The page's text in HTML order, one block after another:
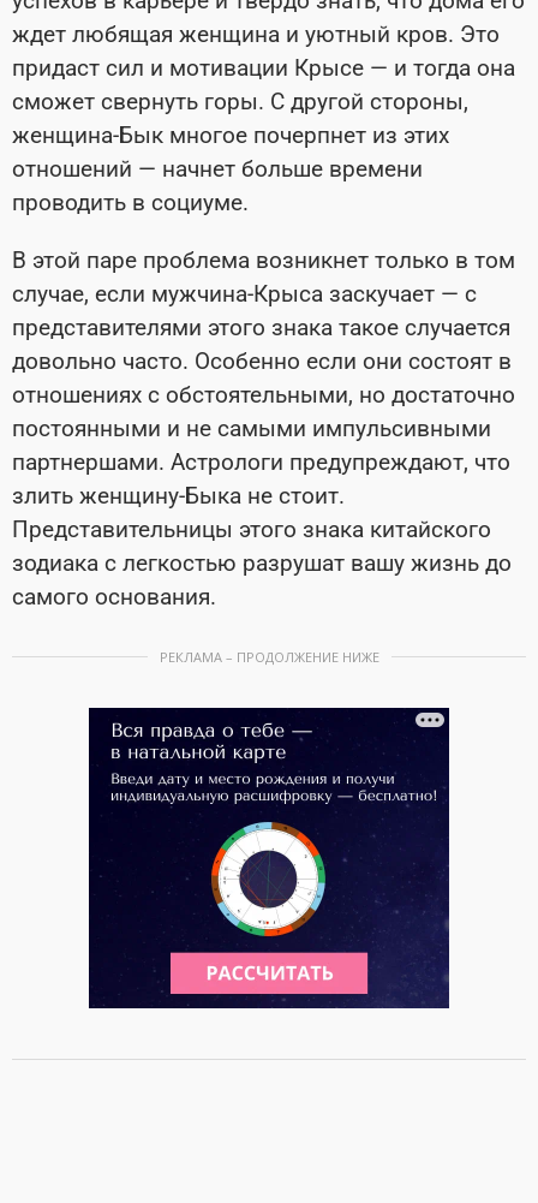
ждет любящая женщина и уютный кров. Это
придаст сил и мотивации Крысе — и тогда она
сможет свернуть горы. С другой стороны,
женщина-Бык многое почерпнет из этих
отношений — начнет больше времени
проводить в социуме.
В этой паре проблема возникнет только в том
случае, если мужчина-Крыса заскучает — с
представителями этого знака такое случается
довольно часто. Особенно если они состоят в
отношениях с обстоятельными, но достаточно
постоянными и не самыми импульсивными
партнершами. Астрологи предупреждают, что
злить женщину-Быка не стоит.
Представительницы этого знака китайского
зодиака с легкостью разрушат вашу жизнь до
самого основания.
РЕКЛАМА – ПРОДОЛЖЕНИЕ НИЖЕ